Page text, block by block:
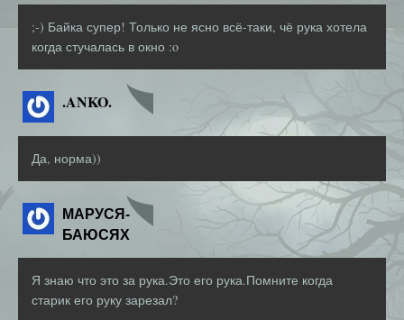
;-) Байка супер! Только не ясно всё-таки, чё рука хотела
когда стучалась в окно :o
.ANKO.
Да, норма))
МАРУСЯ-
БАЮСЯХ
Я знаю что это за рука.Это его рука.Помните когда
старик его руку зарезал?